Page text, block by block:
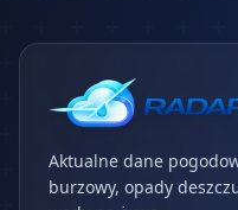
Aktualne dane
burzowy, opady